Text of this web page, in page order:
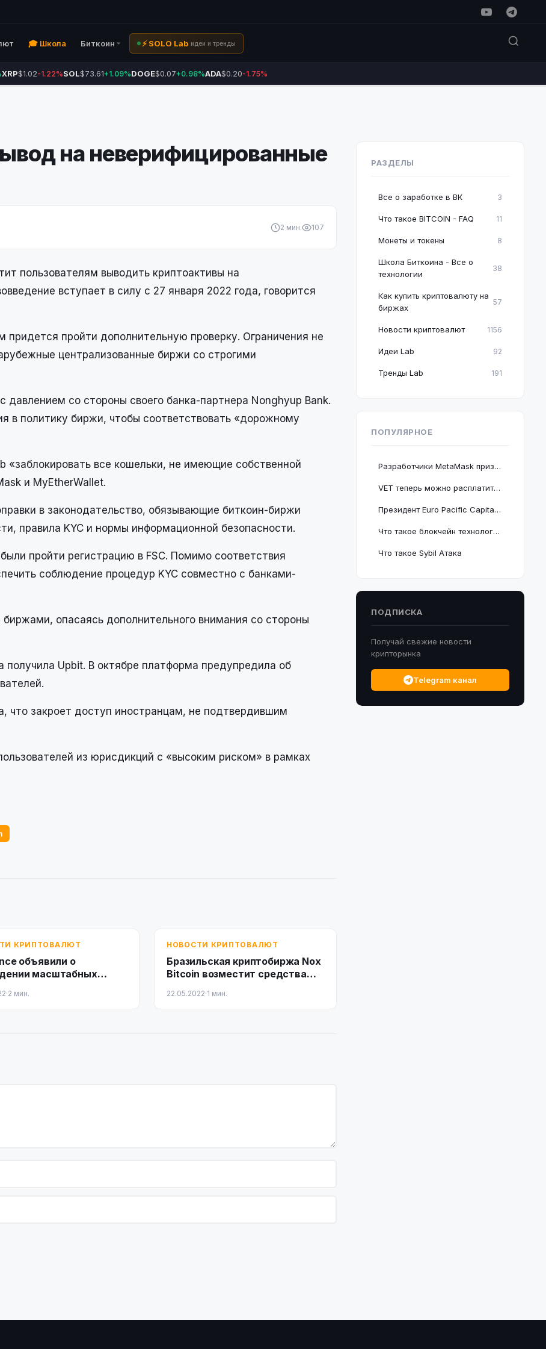
🎓 Школа Биткоин ⚡ SOLO Lab идеи и тренды
XRP$1.02-1.22%SOL$73.61+1.09%DOGE$0.07+0.98%ADA$0.20-1.75%
на неверифицированные
2 мин. 107
пользователям выводить криптоактивы на
вступает в силу с 27 января 2022 года, говорится
придется пройти дополнительную проверку. Ограничения не
централизованные биржи со строгими
со стороны своего банка-партнера Nonghyup Bank.
в политику биржи, чтобы соответствовать «дорожному
«заблокировать все кошельки, не имеющие собственной
и MyEtherWallet.
в законодательство, обязывающие биткоин-биржи
правила KYC и нормы информационной безопасности.
пройти регистрацию в FSC. Помимо соответствия
соблюдение процедур KYC совместно с банками-
опасаясь дополнительного внимания со стороны
получила Upbit. В октябре платформа предупредила об
что закроет доступ иностранцам, не подтвердившим
из юрисдикций с «высоким риском» в рамках
КРИПТОВАЛЮТ
объявили о
масштабных
·2 мин.
НОВОСТИ КРИПТОВАЛЮТ
Бразильская криптобиржа Nox
Bitcoin возместит средства
22.05.2022·1 мин.
РАЗДЕЛЫ
Все о заработке в ВК 3
Что такое BITCOIN - FAQ 11
Монеты и токены 8
Школа Биткоина - Все о
технологии
38
Как купить криптовалюту на
биржах
57
Новости криптовалют 1156
Идеи Lab 92
Тренды Lab 191
ПОПУЛЯРНОЕ
Разработчики MetaMask призвали пользователей срочно обновить браузер Google Chrome
VET теперь можно расплатиться в 2 миллионах магазинов, проект подключается к BNB Chain
Президент Euro Pacific Capital заявил, что крах криптовалютного рынка полезен для экономики
Что такое блокчейн технология: принцип работы и краткое руководство
Что такое Sybil Атака
ПОДПИСКА
Получай свежие новости
крипторынка
Telegram канал